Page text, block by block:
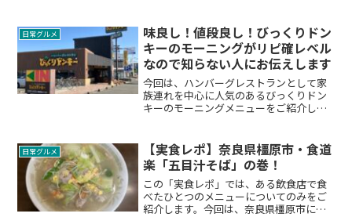
味さだったので、写真と共に拡散させて
いただきます。
日常グルメ
味良し！値段良し！びっくりドン
キーのモーニングがリピ確レベル
なので知らない人にお伝えします
今回は、ハンバーグレストランとして家
族連れを中心に人気のあるびっくりドン
キーのモーニングメニューをご紹介しま
もに詳しくお伝えします。この記事は
2024年12月の情報を掲...
日常グルメ
【実食レポ】奈良県橿原市・食道
楽「五目汁そば」の巻！
この「実食レポ」では、ある飲食店で食
べたひとつのメニューについてのみをご
紹介します。今回は、奈良県橿原市にあ